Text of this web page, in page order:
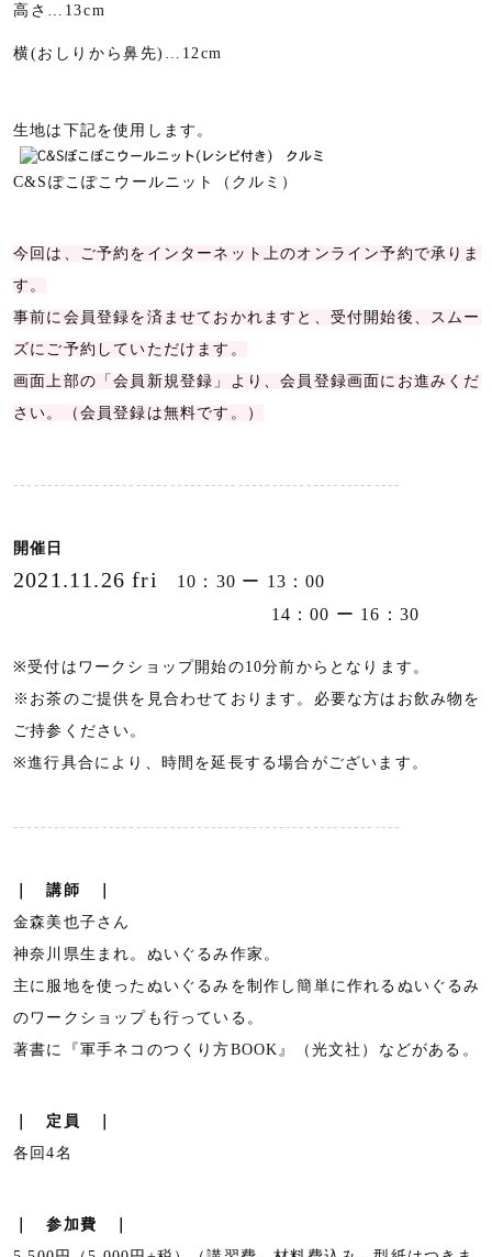
高さ…13cm
横(おしりから鼻先)…12cm
生地は下記を使用します。
C&Sぽこぽこウールニット（クルミ）
今回は、ご予約をインターネット上のオンライン予約で承りま
す。
事前に会員登録を済ませておかれますと、受付開始後、スムー
ズにご予約していただけます。
画面上部の「会員新規登録」より、会員登録画面にお進みくだ
さい。（会員登録は無料です。）
---------------------------------------------------------
開催日
2021.11.26 fri
10：30 ー 13：00
14：00 ー 16：30
※受付はワークショップ開始の10分前からとなります。
※お茶のご提供を見合わせております。必要な方はお飲み物を
ご持参ください。
※進行具合により、時間を延長する場合がございます。
---------------------------------------------------------
｜ 講師 ｜
金森美也子さん
神奈川県生まれ。ぬいぐるみ作家。
主に服地を使ったぬいぐるみを制作し簡単に作れるぬいぐるみ
のワークショップも行っている。
著書に『軍手ネコのつくり方BOOK』（光文社）などがある。
定員 ｜
各回4名
参加費 ｜